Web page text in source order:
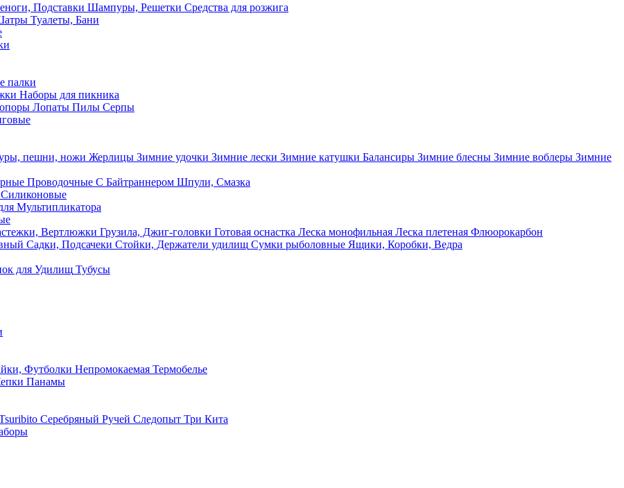
Подставки Шампуры, Решетки Средства для розжига
Туалеты, Бани
палки
Наборы для пикника
Лопаты Пилы Серпы
пешни, ножи Жерлицы Зимние удочки Зимние лески Зимние катушки Балансиры Зимние блесны Зимние воблеры Зимние
Проводочные С Байтраннером Шпули, Смазка
Силиконовые
Мультипликатора
Вертлюжки Грузила, Джиг-головки Готовая оснастка Леска монофильная Леска плетеная Флюорокарбон
Садки, Подсачеки Стойки, Держатели удилищ Сумки рыболовные Ящики, Коробки, Ведра
для Удилищ Тубусы
Футболки Непромокаемая Термобелье
Панамы
Серебряный Ручей Следопыт Три Кита